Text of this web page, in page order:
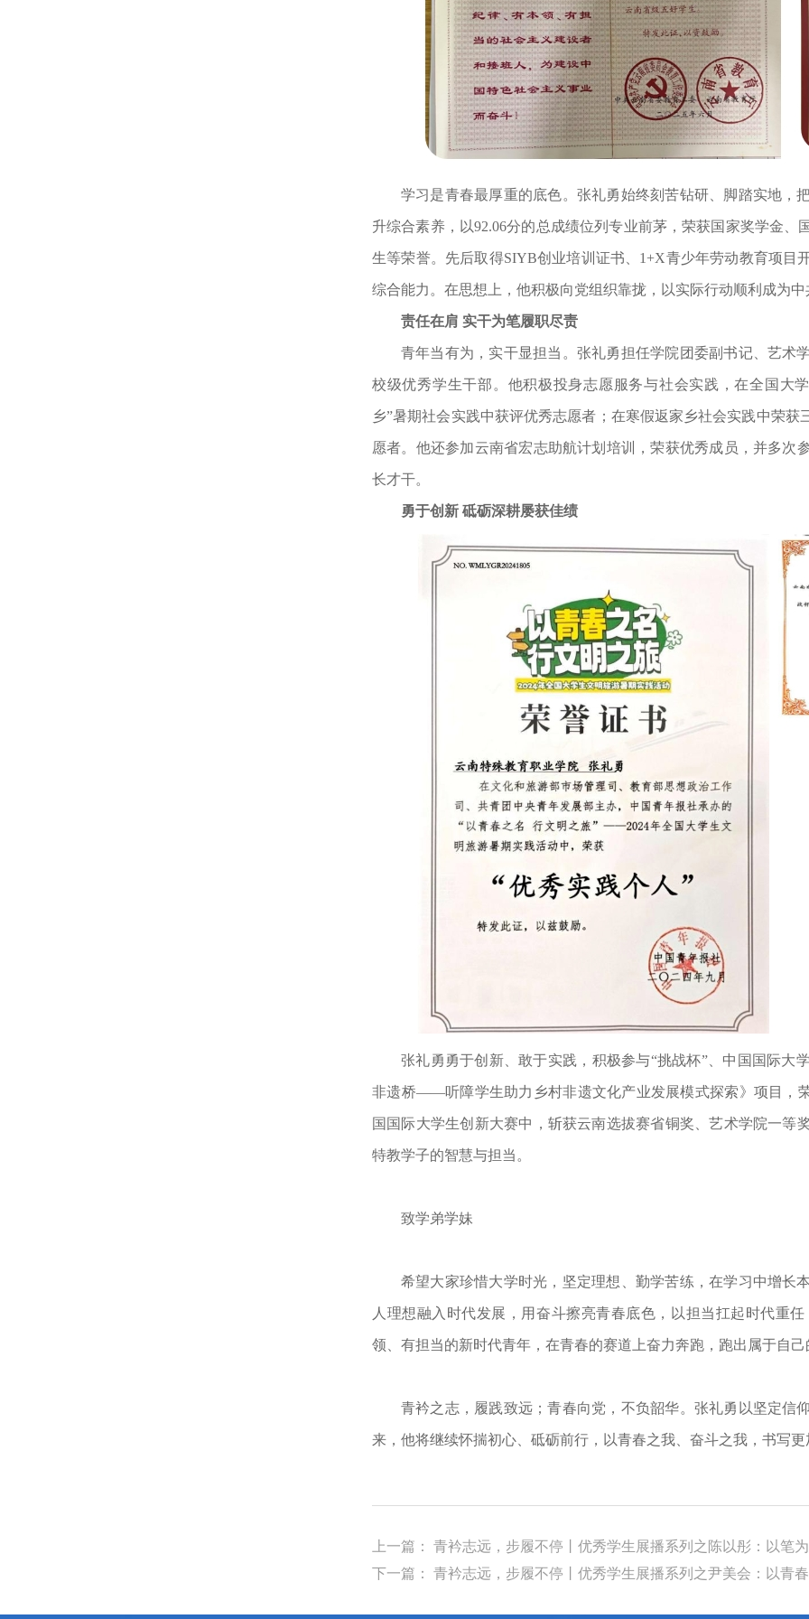
学习是青春最厚重的底色。张礼勇始终刻苦钻研、脚踏实地，
升综合素养，以92.06分的总成绩位列专业前茅，荣获国家奖学金
生等荣誉。先后取得SIYB创业培训证书、1+X青少年劳动教育项目
综合能力。在思想上，他积极向党组织靠拢，以实际行动顺利成为
责任在肩 实干为笔履职尽责
青年当有为，实干显担当。张礼勇担任学院团委副书记、艺术
校级优秀学生干部。他积极投身志愿服务与社会实践，在全国大
乡”暑期社会实践中获评优秀志愿者；在寒假返家乡社会实践中荣
愿者。他还参加云南省宏志助航计划培训，荣获优秀成员，并多次
长才干。
勇于创新 砥砺深耕屡获佳绩
张礼勇勇于创新、敢于实践，积极参与“挑战杯”、中国国际大
非遗桥——听障学生助力乡村非遗文化产业发展模式探索》项目，
国国际大学生创新大赛中，斩获云南选拔赛省铜奖、艺术学院一等
特教学子的智慧与担当。
致学弟学妹
希望大家珍惜大学时光，坚定理想、勤学苦练，在学习中增长
人理想融入时代发展，用奋斗擦亮青春底色，以担当扛起时代重
领、有担当的新时代青年，在青春的赛道上奋力奔跑，跑出属于自
青衿之志，履践致远；青春向党，不负韶华。张礼勇以坚定信
来，他将继续怀揣初心、砥砺前行，以青春之我、奋斗之我，书写
上一篇： 青衿志远，步履不停丨优秀学生展播系列之陈以彤：以笔
下一篇： 青衿志远，步履不停丨优秀学生展播系列之尹美会：以青